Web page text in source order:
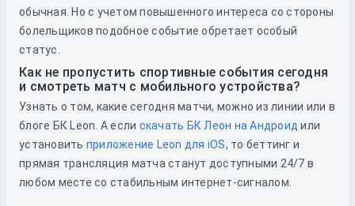
обычная. Но с учетом повышенного интереса со стороны
болельщиков подобное событие обретает особый
статус.
Как не пропустить спортивные события сегодня
и смотреть матч с мобильного устройства?
Узнать о том, какие сегодня матчи, можно из линии или в
блоге БК Leon. А если скачать БК Леон на Андроид или
установить приложение Leon для iOS, то беттинг и
прямая трансляция матча станут доступными 24/7 в
любом месте со стабильным интернет-сигналом.